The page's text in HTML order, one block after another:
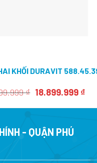
KHỐI DURAVIT
₫ Giá
là:
18.899.999 ₫Giá
tại
- QUẬN PHÚ